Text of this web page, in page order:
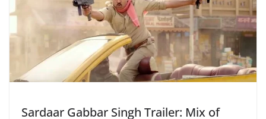
Sardaar Gabbar Singh Trailer: Mix of